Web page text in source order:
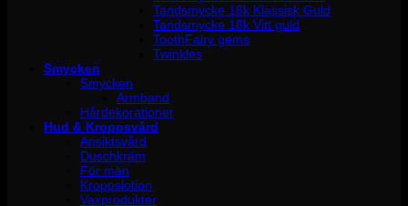
Tandsmycke 18k Klassisk Guld
Tandsmycke 18k Vitt guld
ToothFairy gems
Twinkles
Smycken
Smycken
Armband
Hårdekorationer
Hud & Kroppsvård
Ansiktsvård
Duschkräm
För män
Kroppslotion
Vaxprodukter